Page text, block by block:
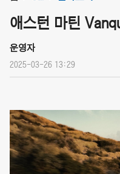
애스턴 마틴
운영자
2025-03-26 13:29